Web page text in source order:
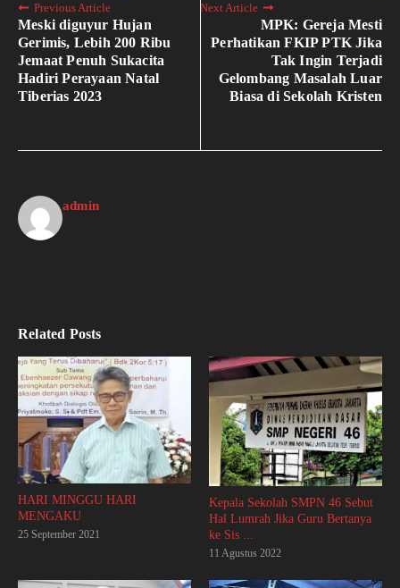
Previous Article
Meski diguyur Hujan
Gerimis, Lebih 200 Ribu
Jemaat Penuh Sukacita
Hadiri Perayaan Natal
Tiberias 2023
Next Article
MPK: Gereja Mesti
Perhatikan FKIP PTK Jika
Tak Ingin Terjadi
Gelombang Masalah Luar
Biasa di Sekolah Kristen
admin
Related Posts
HARI MINGGU HARI
MENGAKU
25 September 2021
Kepala Sekolah SMPN 46 Sebut
Hal Lumrah Jika Guru Bertanya
ke Sis ...
11 Agustus 2022